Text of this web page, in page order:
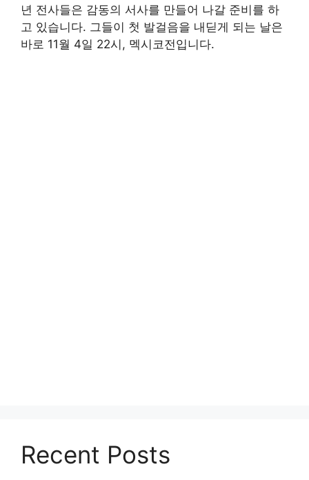
년 전사들은 감동의 서사를 만들어 나갈 준비를 하
고 있습니다. 그들이 첫 발걸음을 내딛게 되는 날은
바로 11월 4일 22시, 멕시코전입니다.
Recent Posts